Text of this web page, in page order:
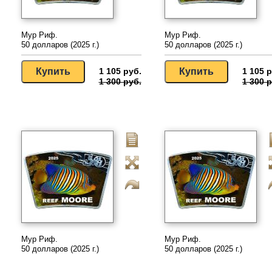
Мур Риф.
50 долларов (2025 г.)
1 105 руб.
1 300 руб.
Мур Риф.
50 долларов (2025 г.)
1 105
1 300
Мур Риф.
50 долларов (2025 г.)
Мур Риф.
50 долларов (2025 г.)